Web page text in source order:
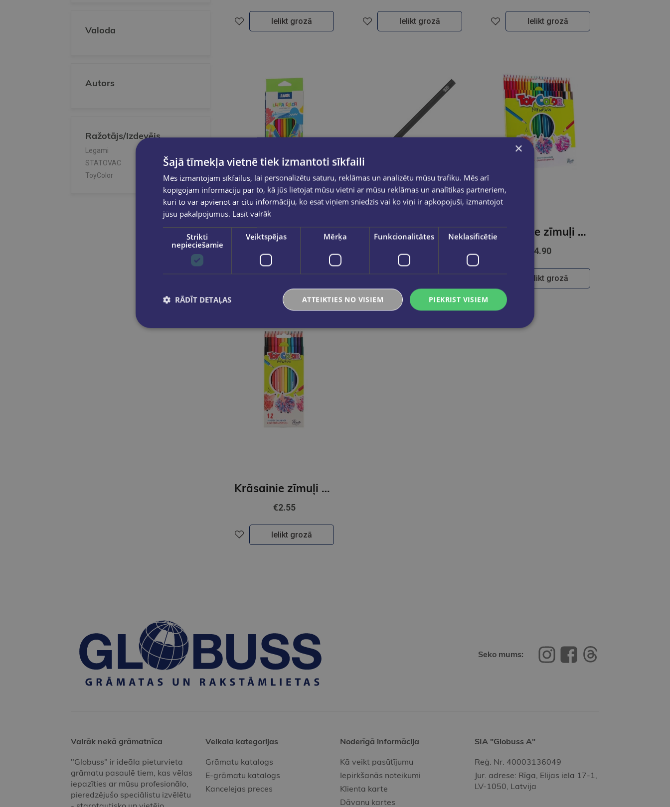
Valoda
Autors
Ražotājs/Izdevējs
Legami
STATOVAC
ToyColor
Ielikt grozā Ielikt grozā Ielikt grozā
Zīmuļi 12 krāsas, trijstūra formas, ULTRA COLOR, Junior Daudzkrāsains zīmulis, Over The Rainbow Krāsainie zīmuļi ToyColor |3 mm| 24 krāsas
€4.90
Ielikt grozā
Krāsainie zīmuļi ToyColor|3mm| 12 krāsas
€2.55
Ielikt grozā
Seko mums:
Vairāk nekā grāmatnīca
"Globuss" ir ideāla pieturvieta
grāmatu pasaulē tiem, kas vēlas
iepazīties ar mūsu profesionālo,
pieredzējušo speciālistu izvēlētu
Veikala kategorijas
Grāmatu katalogs
E-grāmatu katalogs
Kancelejas preces
Noderīgā informācija
Kā veikt pasūtījumu
Iepirkšanās noteikumi
Klienta karte
Dāvanu kartes
SIA "Globuss A"
Reģ. Nr. 40003136049
Jur. adrese: Rīga, Elijas iela 17-1,
LV-1050, Latvija
×
Šajā tīmekļa vietnē tiek izmantoti sīkfaili
Mēs izmantojam sīkfailus, lai personalizētu saturu, reklāmas un analizētu mūsu trafiku. Mēs arī
kopīgojam informāciju par to, kā jūs lietojat mūsu vietni ar mūsu reklāmas un analītikas partneriem,
kuri to var apvienot ar citu informāciju, ko esat viņiem sniedzis vai ko viņi ir apkopojuši, izmantojot
jūsu pakalpojumus. Lasīt vairāk
Strikti
nepieciešamie
Veiktspējas Mērķa Funkcionalitātes Neklasificētie
PIEKRIST VISIEM
ATTEIKTIES NO VISIEM
RĀDĪT DETAĻAS